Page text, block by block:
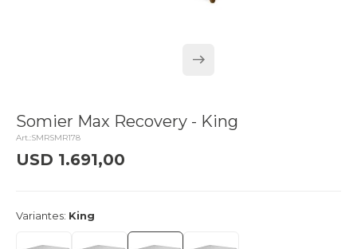
Somier Max Recovery - King
SMRSMR178
USD 1.691,00
Variantes: King